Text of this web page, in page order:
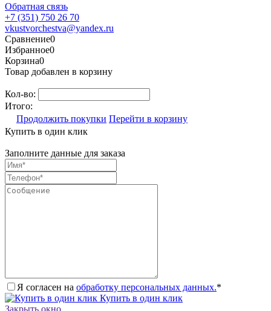
Обратная связь
+7 (351) 750 26 70
vkustvorchestva@yandex.ru
Сравнение0
Избранное0
Корзина0
Товар добавлен в корзину
Кол-во:
Итого:
Продолжить покупки Перейти в корзину
Купить в один клик
Заполните данные для заказа
Я согласен на обработку персональных данных.*
Купить в один клик
Закрыть окно